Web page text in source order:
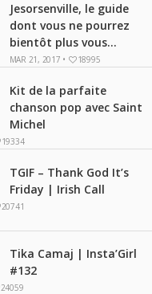
Jesorsenville, le guide
dont vous ne pourrez
bientôt plus vous...
MAR 21, 2017 • 18995
Kit de la parfaite
chanson pop avec Saint
Michel
19334
TGIF – Thank God It’s
Friday | Irish Call
20741
Tika Camaj | Insta’Girl
#132
24059